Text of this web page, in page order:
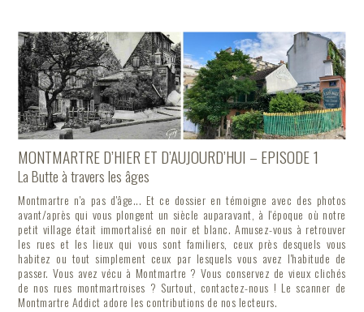
MONTMARTRE D’HIER ET D’AUJOURD’HUI – EPISODE 1
La Butte à travers les âges
Montmartre n'a pas d'âge... Et ce dossier en témoigne avec des photos
avant/après qui vous plongent un siècle auparavant, à l'époque où notre
petit village était immortalisé en noir et blanc. Amusez-vous à retrouver
les rues et les lieux qui vous sont familiers, ceux près desquels vous
habitez ou tout simplement ceux par lesquels vous avez l'habitude de
passer. Vous avez vécu à Montmartre ? Vous conservez de vieux clichés
de nos rues montmartroises ? Surtout, contactez-nous ! Le scanner de
Montmartre Addict adore les contributions de nos lecteurs.